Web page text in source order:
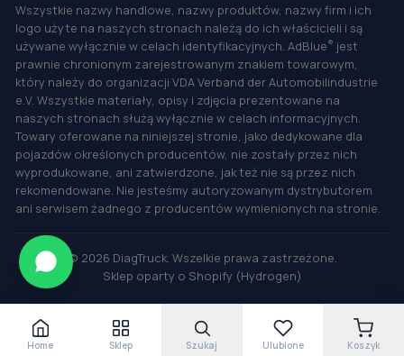
Wszystkie nazwy handlowe, nazwy produktów, nazwy firm i ich
logo użyte na naszych stronach należą do ich właścicieli i są
używane wyłącznie w celach identyfikacyjnych. AdBlue® jest
prawnie chronionym zarejestrowanym znakiem towarowym,
który należy do organizacji VDA Verband der Automobilindustrie
e.V. Wszystkie materiały, opisy i zdjęcia prezentowane na
naszych stronach służą wyłącznie w celach informacyjnych.
Towary oferowane na niniejszej stronie, jako dedykowane dla
pojazdów określonych producentów, nie zostały przez nich
wyprodukowane, ani zatwierdzone, jak też nie są przez nich
rekomendowane. Nie jesteśmy autoryzowanym dystrybutorem
ani serwisem żadnego z producentów wymienionych na stronie.
© 2026 DiagTruck. Wszelkie prawa zastrzeżone.
Sklep oparty o Shopify (Hydrogen)
Home Sklep Szukaj Ulubione Koszyk